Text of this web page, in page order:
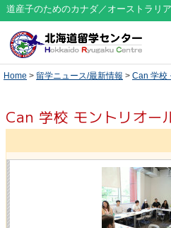
道産子のためのカナダ／オーストラリ
Home > 留学ニュース/最新情報 > Can 学校
Can 学校 モントリオー